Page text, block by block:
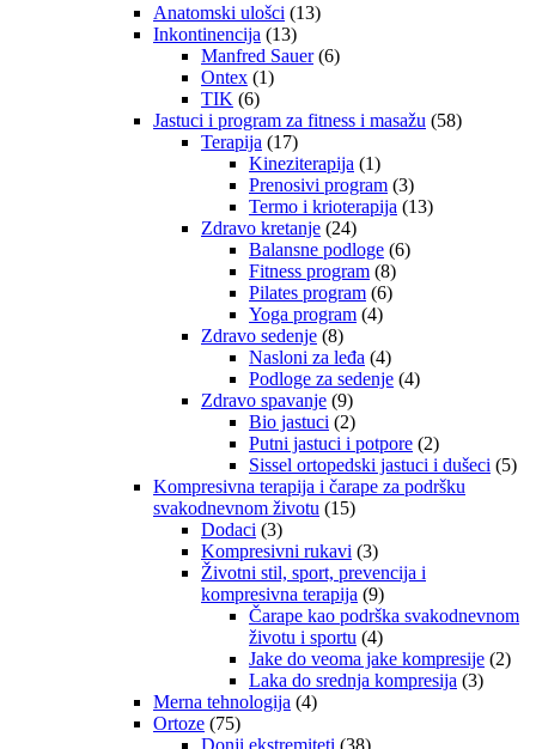
Anatomski ulošci (13)
Inkontinencija (13)
Manfred Sauer (6)
Ontex (1)
TIK (6)
Jastuci i program za fitness i masažu (58)
Terapija (17)
Kineziterapija (1)
Prenosivi program (3)
Termo i krioterapija (13)
Zdravo kretanje (24)
Balansne podloge (6)
Fitness program (8)
Pilates program (6)
Yoga program (4)
Zdravo sedenje (8)
Nasloni za leđa (4)
Podloge za sedenje (4)
Zdravo spavanje (9)
Bio jastuci (2)
Putni jastuci i potpore (2)
Sissel ortopedski jastuci i dušeci (5)
Kompresivna terapija i čarape za podršku
svakodnevnom životu (15)
Dodaci (3)
Kompresivni rukavi (3)
Životni stil, sport, prevencija i
kompresivna terapija (9)
Čarape kao podrška svakodnevnom
životu i sportu (4)
Jake do veoma jake kompresije (2)
Laka do srednja kompresija (3)
Merna tehnologija (4)
Ortoze (75)
Donji ekstremiteti (38)